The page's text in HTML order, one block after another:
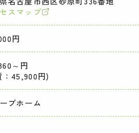
スマップ
円
～円
：45,900円)
プホーム